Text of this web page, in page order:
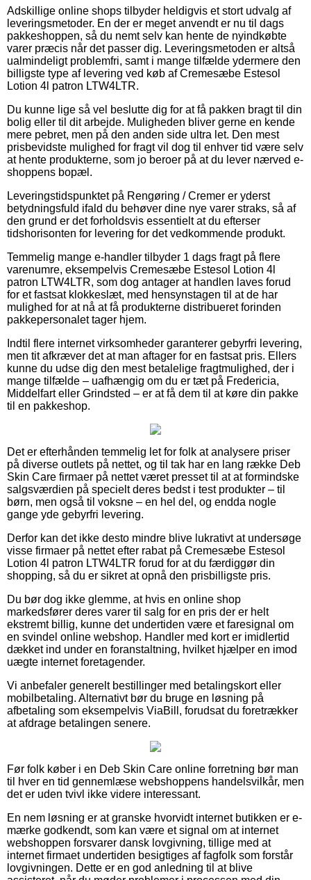
Adskillige online shops tilbyder heldigvis et stort udvalg af
leveringsmetoder. En der er meget anvendt er nu til dags
pakkeshoppen, så du nemt selv kan hente de nyindkøbte
varer præcis når det passer dig. Leveringsmetoden er altså
ualmindeligt problemfri, samt i mange tilfælde ydermere den
billigste type af levering ved køb af Cremesæbe Estesol
Lotion 4l patron LTW4LTR.
Du kunne lige så vel beslutte dig for at få pakken bragt til din
bolig eller til dit arbejde. Muligheden bliver gerne en kende
mere pebret, men på den anden side ultra let. Den mest
prisbevidste mulighed for fragt vil dog til enhver tid være selv
at hente produkterne, som jo beroer på at du lever nærved e-
shoppens bopæl.
Leveringstidspunktet på Rengøring / Cremer er yderst
betydningsfuld ifald du behøver dine nye varer straks, så af
den grund er det forholdsvis essentielt at du efterser
tidshorisonten for levering for det vedkommende produkt.
Temmelig mange e-handler tilbyder 1 dags fragt på flere
varenumre, eksempelvis Cremesæbe Estesol Lotion 4l
patron LTW4LTR, som dog antager at handlen laves forud
for et fastsat klokkeslæt, med hensynstagen til at de har
mulighed for at nå at få produkterne distribueret forinden
pakkepersonalet tager hjem.
Indtil flere internet virksomheder garanterer gebyrfri levering,
men tit afkræver det at man aftager for en fastsat pris. Ellers
kunne du udse dig den mest betalelige fragtmulighed, der i
mange tilfælde – uafhængig om du er tæt på Fredericia,
Middelfart eller Grindsted – er at få dem til at køre din pakke
til en pakkeshop.
Det er efterhånden temmelig let for folk at analysere priser
på diverse outlets på nettet, og til tak har en lang række Deb
Skin Care firmaer på nettet været presset til at at formindske
salgsværdien på specielt deres bedst i test produkter – til
børn, men også til voksne – en hel del, og endda nogle
gange yde gebyrfri levering.
Derfor kan det ikke desto mindre blive lukrativt at undersøge
visse firmaer på nettet efter rabat på Cremesæbe Estesol
Lotion 4l patron LTW4LTR forud for at du færdiggør din
shopping, så du er sikret at opnå den prisbilligste pris.
Du bør dog ikke glemme, at hvis en online shop
markedsfører deres varer til salg for en pris der er helt
ekstremt billig, kunne det undertiden være et faresignal om
en svindel online webshop. Handler med kort er imidlertid
dækket ind under en foranstaltning, hvilket hjælper en imod
uægte internet foretagender.
Vi anbefaler generelt bestillinger med betalingskort eller
mobilbetaling. Alternativt bør du bruge en løsning på
afbetaling som eksempelvis ViaBill, forudsat du foretrækker
at afdrage betalingen senere.
Før folk køber i en Deb Skin Care online forretning bør man
til hver en tid gennemlæse webshoppens handelsvilkår, men
det er uden tvivl ikke videre interessant.
En nem løsning er at granske hvorvidt internet butikken er e-
mærke godkendt, som kan være et signal om at internet
webshoppen forsvarer dansk lovgivning, tillige med at
internet firmaet undertiden besigtiges af fagfolk som forstår
lovgivningen. Dette er en god anledning til at blive